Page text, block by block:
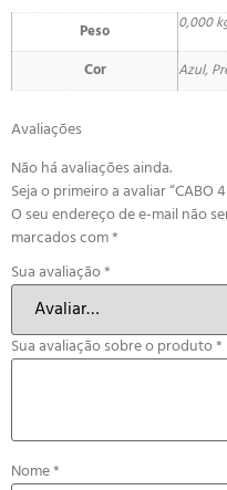
Peso 0,000
Cor Azul,
Avaliações
Não há avaliações ainda.
Seja o primeiro a avaliar “CABO 4
O seu endereço de e-mail não
marcados com*
Sua avaliação*
Sua avaliação sobre o produto*
Nome*